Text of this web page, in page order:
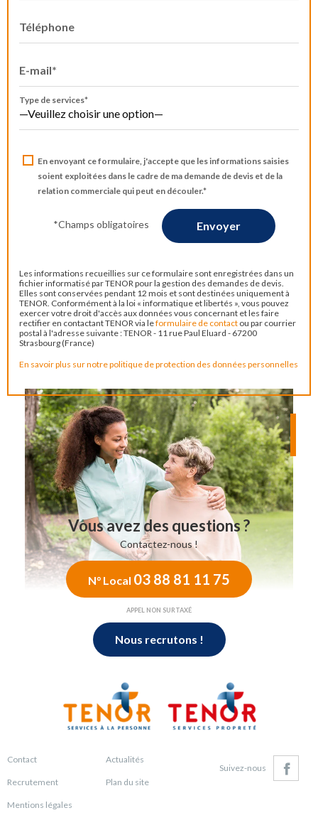
Téléphone
E-mail*
Type de services*
En envoyant ce formulaire, j'accepte que les informations saisies
soient exploitées dans le cadre de ma demande de devis et de la
relation commerciale qui peut en découler.*
*Champs obligatoires
Les informations recueillies sur ce formulaire sont enregistrées dans un
fichier informatisé par TENOR pour la gestion des demandes de devis.
Elles sont conservées pendant 12 mois et sont destinées uniquement à
TENOR. Conformément à la loi « informatique et libertés », vous pouvez
exercer votre droit d'accès aux données vous concernant et les faire
rectifier en contactant TENOR via leformulaire de contact ou par courrier
postal à l'adresse suivante : TENOR - 11 rue Paul Eluard - 67200
Strasbourg (France)
En savoir plus sur notre politique de protection des données personnelles
Vous avez des questions ?
Contactez-nous !
N° Local 03 88 81 11 75
APPEL NON SURTAXÉ
Nous recrutons !
Contact Actualités
Recrutement Plan du site
Mentions légales
Suivez-nous